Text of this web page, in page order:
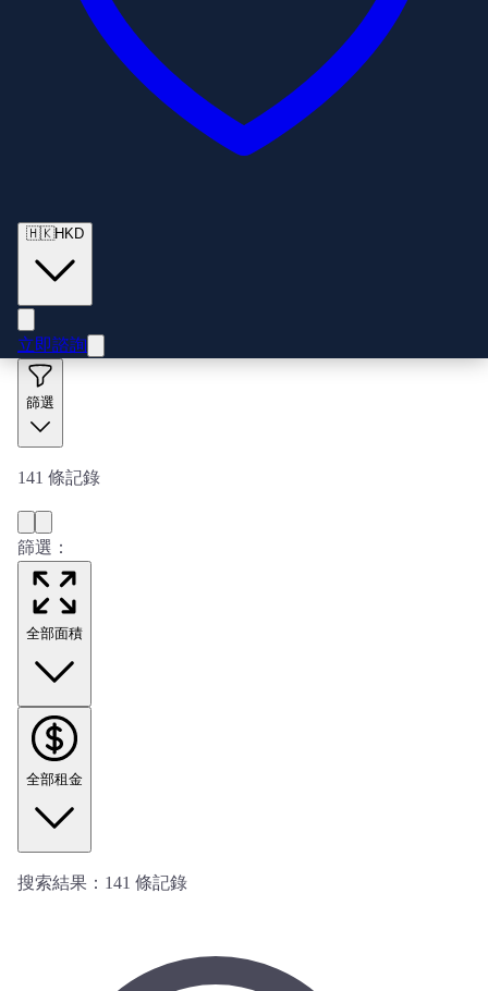
🇭🇰HKD
立即諮詢
篩選
141 條記錄
篩選：
全部面積
全部租金
搜索結果： 141 條記錄